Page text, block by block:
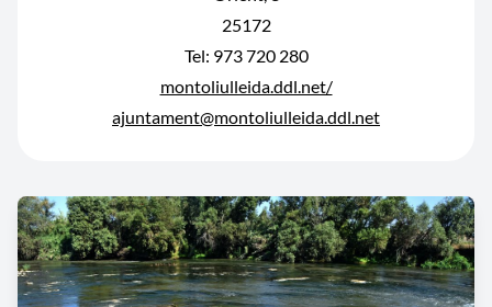
25172
Tel: 973 720 280
montoliulleida.ddl.net/
ajuntament@montoliulleida.ddl.net